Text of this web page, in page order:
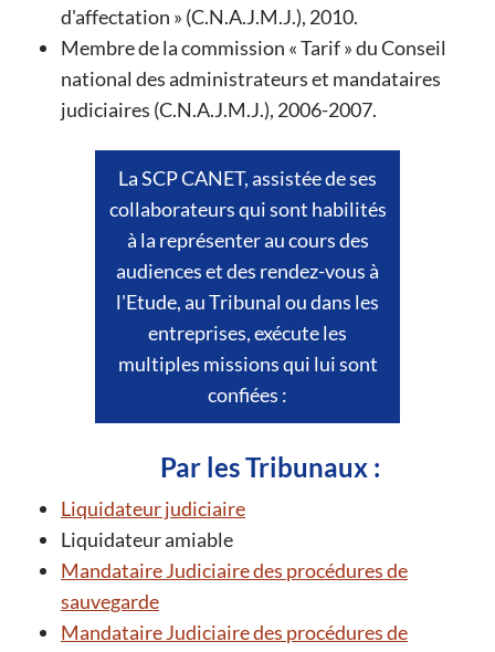
d'affectation » (C.N.A.J.M.J.), 2010.
Membre de la commission « Tarif » du Conseil
national des administrateurs et mandataires
judiciaires (C.N.A.J.M.J.), 2006-2007.
La SCP CANET, assistée de ses
collaborateurs qui sont habilités
à la représenter au cours des
audiences et des rendez-vous à
l'Etude, au Tribunal ou dans les
entreprises, exécute les
multiples missions qui lui sont
confiées :
Par les Tribunaux :
Liquidateur judiciaire
Liquidateur amiable
Mandataire Judiciaire des procédures de
sauvegarde
Mandataire Judiciaire des procédures de